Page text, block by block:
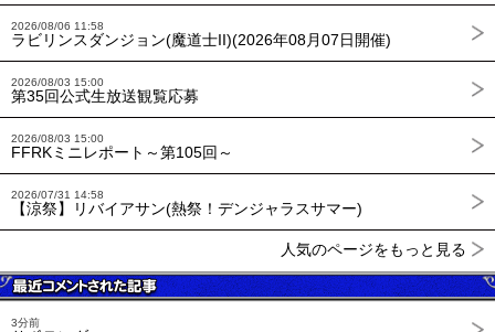
2026/08/06 11:58
ラビリンスダンジョン(魔道士II)(2026年08月07日開催)
2026/08/03 15:00
第35回公式生放送観覧応募
2026/08/03 15:00
FFRKミニレポート～第105回～
2026/07/31 14:58
【涼祭】リバイアサン(熱祭！デンジャラスサマー)
人気のページをもっと見る
3分前